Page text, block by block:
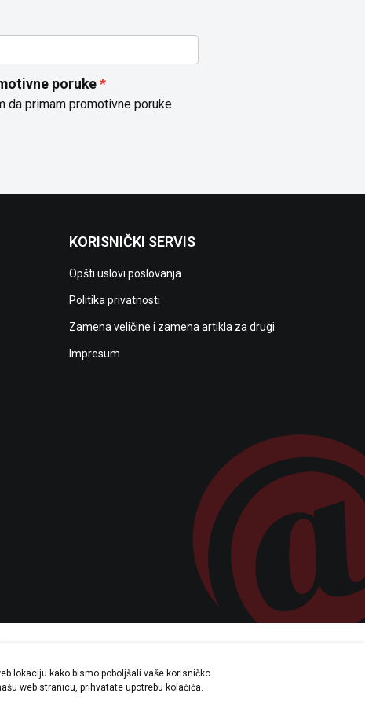
poruke
da primam promotivne poruke
KORISNIČKI SERVIS
Opšti uslovi poslovanja
Politika privatnosti
Zamena veličine i zamena artikla za drugi
Impresum
da su sve informacije potpune i bez
svakom trenutku.
lokaciju kako bismo poboljšali vaše korisničko
web stranicu, prihvatate upotrebu kolačića.